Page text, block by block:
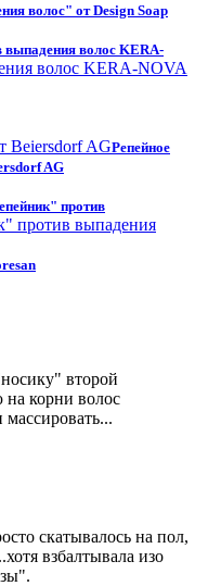
волос" от Design Soap
выпадения волос KERA-
Репейное
AG
против
второй
на корни волос
скатывалось на пол,
взбалтывала изо